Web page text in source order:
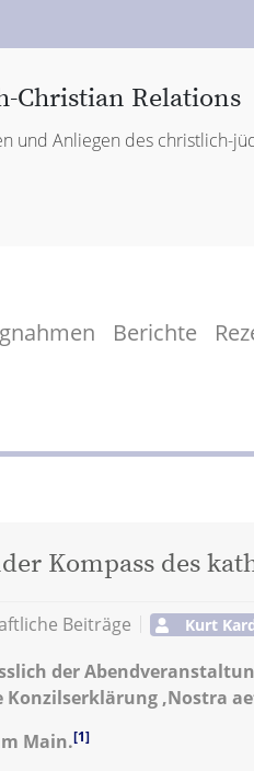
Christian Relations
und Anliegen des christlich-
Berichte
Kompass des
Beiträge Kurt
der
‚Nostra
Main.[1]